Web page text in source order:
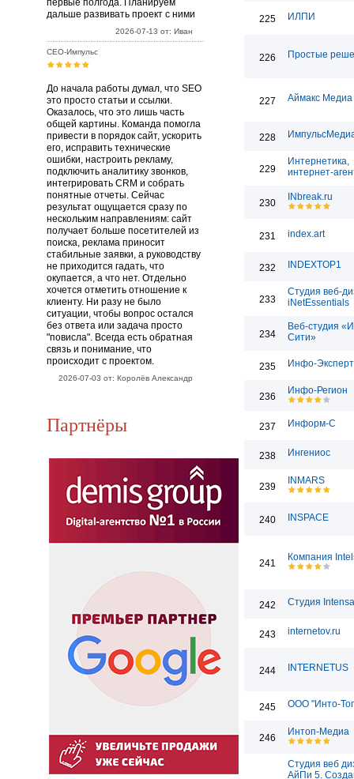
первые полгода. Планируем
дальше развивать проект с ними
2026-07-13 от: Иван
СЕО-Импульс
До начала работы думал, что SEO
это просто статьи и ссылки.
Оказалось, что это лишь часть
общей картины. Команда помогла
привести в порядок сайт, ускорить
его, исправить технические
ошибки, настроить рекламу,
подключить аналитику звонков,
интегрировать CRM и собрать
понятные отчеты. Сейчас
результат ощущается сразу по
нескольким направлениям: сайт
получает больше посетителей из
поиска, реклама приносит
стабильные заявки, а руководству
не приходится гадать, что
окупается, а что нет. Отдельно
хочется отметить отношение к
клиенту. Ни разу не было
ситуации, чтобы вопрос остался
без ответа или задача просто
"повисла". Всегда есть обратная
связь и понимание, что
происходит с проектом.
2026-07-03 от: Королёв Александр
Партнёры
225 ИЛПИ
226 Простые
227 Аймакс Медиа
228
229
Интернетика,
интернет-
230
INbreak.ru
231 index.art
232 INDEXTOP1
233
Студия веб-
iNetEssentials
234
Веб-студия
Сити»
235 Инфо-Эксперт
236
Инфо-Регион
237 Информ-С
238 Ингениос
239
INMARS
240 INSPACE
241
Компания
242 Студия Intensa
243 internetov.ru
244 INTERNETUS
245 ООО "Инто-
246
Интоп-Медиа
Студия веб
АйПи 5.